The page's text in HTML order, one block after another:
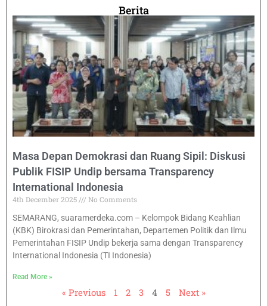
Berita
Masa Depan Demokrasi dan Ruang Sipil: Diskusi
Publik FISIP Undip bersama Transparency
International Indonesia
4th December 2025
No Comments
SEMARANG, suaramerdeka.com – Kelompok Bidang Keahlian
(KBK) Birokrasi dan Pemerintahan, Departemen Politik dan Ilmu
Pemerintahan FISIP Undip bekerja sama dengan Transparency
International Indonesia (TI Indonesia)
Read More »
« Previous 1 2 3 4 5 Next »